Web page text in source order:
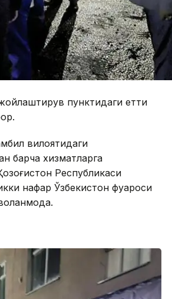
пунктидаги етти
вилоятидаги
барча хизматларга
Республикаси
нафар Ўзбекистон фуқароси